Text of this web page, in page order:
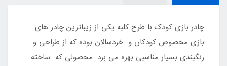
چادر بازی کودک با طرح کلبه یکی از زیباترین چادر های
بازی مخصوص کودکان و خردسالان بوده که از طراحی و
رنگبندی بسیار مناسبی بهره می برد. محصولی که ساخته